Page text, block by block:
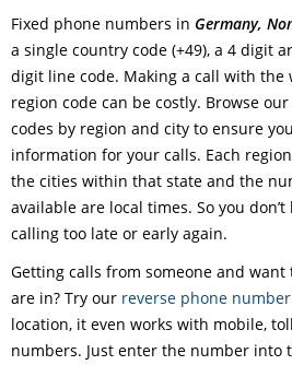
Fixed phone numbers in Germany,
a single country code (+49), a 4 digit
digit line code. Making a call with the
region code can be costly. Browse
codes by region and city to ensure
information for your calls. Each
the cities within that state and the
available are local times. So you
calling too late or early again.
Getting calls from someone and
are in? Try our reverse phone
location, it even works with mobile,
numbers. Just enter the number into